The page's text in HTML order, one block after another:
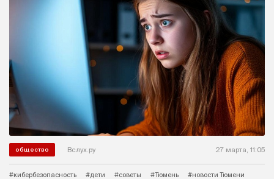
общество Вслух.ру 27 марта, 11:05
#кибербезопасность #дети #советы #Тюмень
#новости Тюмени